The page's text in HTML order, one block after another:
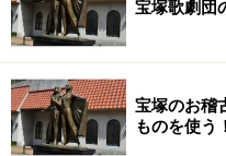
宝塚歌劇団
宝塚のお稽
ものを使う！